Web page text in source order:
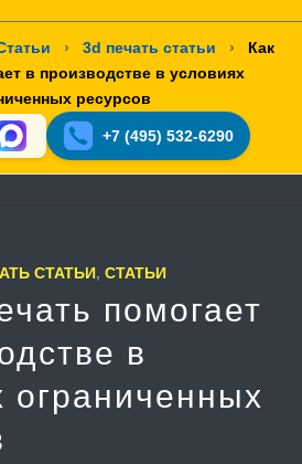
› 3d печать статьи ›
Как
в производстве в условиях
ресурсов
+7 (495) 532-6290
СТАТЬИ,СТАТЬИ
помогает
в
ограниченных